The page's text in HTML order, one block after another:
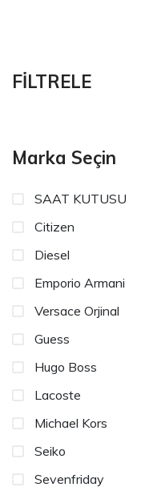
FİLTRELE
Marka Seçin
SAAT KUTUSU
Citizen
Diesel
Emporio Armani
Versace Orjinal
Guess
Hugo Boss
Lacoste
Michael Kors
Seiko
Sevenfriday